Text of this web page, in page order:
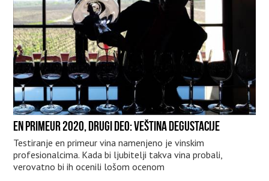
EN PRIMEUR 2020, DRUGI DEO: VEŠTINA DEGUSTACIJE
Testiranje en primeur vina namenjeno je vinskim
profesionalcima. Kada bi ljubitelji takva vina probali,
verovatno bi ih ocenili lošom ocenom